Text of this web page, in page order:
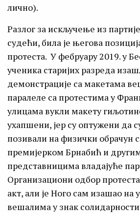
лично).
Разлог за искључење из
судећи, била је његова
протеста. У фебруару 2019. у
ученика старијих разреда
демонстрације са макетама
паралеле са протестима у
улицама вукли макету
ухапшени, јер су оптужени да
позивали на физички обрачун
премијерком Брнабић и
представницима владајуће
Организациони одбор протеста
акт, али је Ного сам изашао на
вешалима у знак